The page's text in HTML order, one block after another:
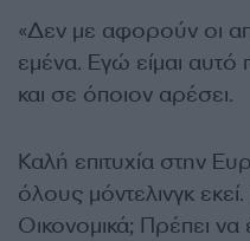
«Δεν με αφορούν οι
εμένα. Εγώ είμαι αυτό
και σε όποιον αρέσει.
Καλή επιτυχία στην
όλους μόντελινγκ
Οικονομικά; Πρέπει να